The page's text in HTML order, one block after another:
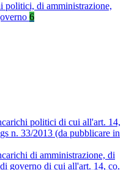
politici, di amministrazione,
6
politici di cui all'art. 14,
n. 33/2013 (da pubblicare in
di amministrazione, di
governo di cui all'art. 14, co.